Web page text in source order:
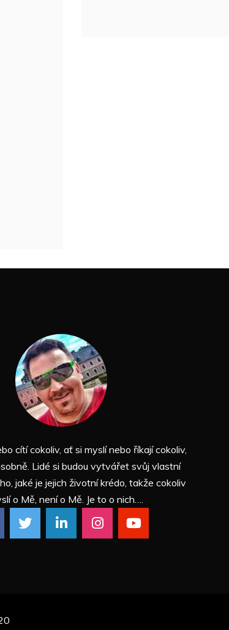
cítí cokoliv, ať si myslí nebo říkají cokoliv,
Lidé si budou vytvářet svůj vlastní
jaké je jejich životní krédo, takže cokoliv
o Mě, není o Mě. Je to o nich….